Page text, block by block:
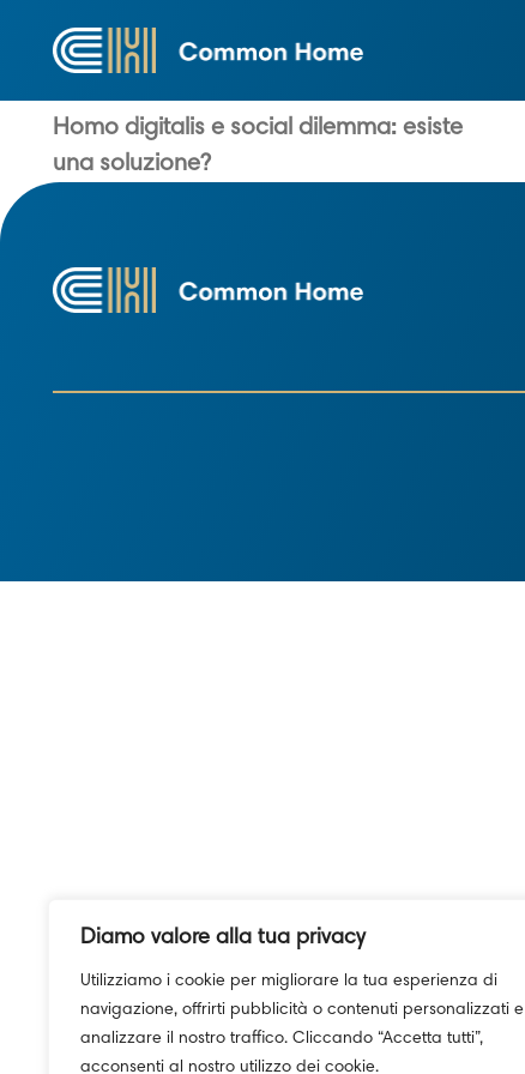
Diamo valore alla tua privacy
Utilizziamo i cookie per migliorare la tua esperienza di
navigazione, offrirti pubblicità o contenuti personalizzati e
analizzare il nostro traffico. Cliccando “Accetta tutti”,
acconsenti al nostro utilizzo dei cookie.
IA
Homo digitalis e social dilemma: esiste
una soluzione?